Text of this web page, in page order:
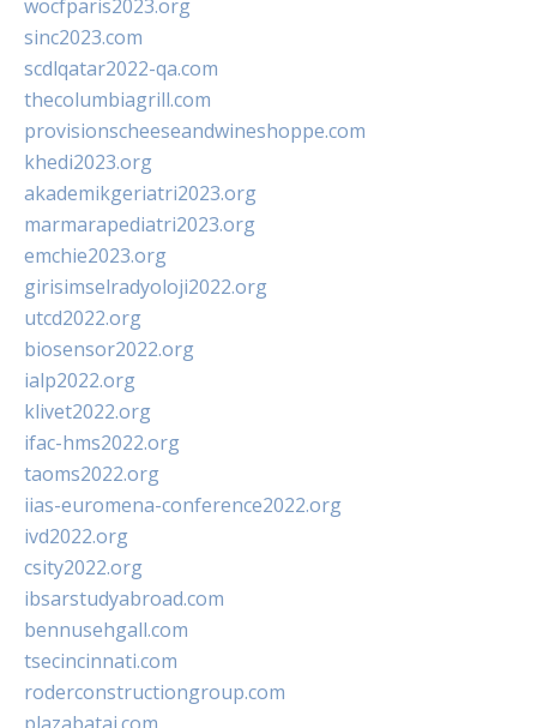
wocfparis2023.org
sinc2023.com
scdlqatar2022-qa.com
thecolumbiagrill.com
provisionscheeseandwineshoppe.com
khedi2023.org
akademikgeriatri2023.org
marmarapediatri2023.org
emchie2023.org
girisimselradyoloji2022.org
utcd2022.org
biosensor2022.org
ialp2022.org
klivet2022.org
ifac-hms2022.org
taoms2022.org
iias-euromena-conference2022.org
ivd2022.org
csity2022.org
ibsarstudyabroad.com
bennusehgall.com
tsecincinnati.com
roderconstructiongroup.com